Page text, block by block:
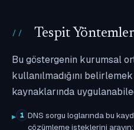
Tespit
Bu göstergenin kurumsal
kullanılmadığını
kaynaklarında
1 DNS sorgu loglarında bu
çözümleme isteklerini